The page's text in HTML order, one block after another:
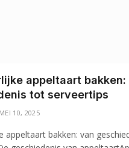
appeltaart bakken:
tot serveertips
MEI 10, 2025
appeltaart bakken: van